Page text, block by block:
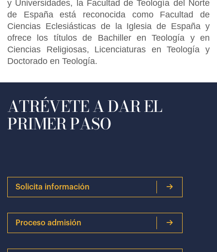
y Universidades, la Facultad de Teología del Norte
de España está reconocida como Facultad de
Ciencias Eclesiásticas de la Iglesia de España y
ofrece los títulos de Bachiller en Teología y en
Ciencias Religiosas, Licenciaturas en Teología y
Doctorado en Teología.
ATRÉVETE A DAR EL
PRIMER PASO
Solicita información
Proceso admisión